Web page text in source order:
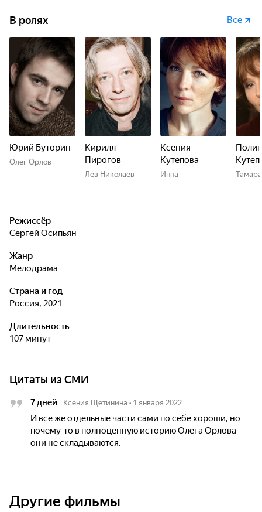
В ролях Все
Юрий Буторин
Олег Орлов
Кирилл
Пирогов
Лев Николаев
Ксения
Кутепова
Инна Тамара
Режиссёр
Сергей Осипьян
Жанр
мелодрама
Страна и год
Россия, 2021
Длительность
107 минут
Цитаты из СМИ
7 дней Ксения Щетинина • 1 января 2022
И все же отдельные части сами по себе хороши, но
почему-то в полноценную историю Олега Орлова
они не складываются.
Другие фильмы